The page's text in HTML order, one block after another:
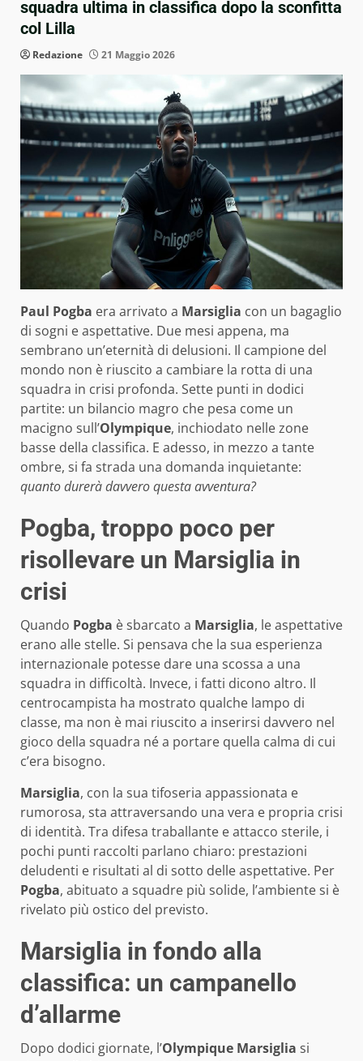
squadra ultima in classifica dopo la sconfitta
col Lilla
Redazione 21 Maggio 2026
Paul Pogba era arrivato a Marsiglia con un bagaglio
di sogni e aspettative. Due mesi appena, ma
sembrano un’eternità di delusioni. Il campione del
mondo non è riuscito a cambiare la rotta di una
squadra in crisi profonda. Sette punti in dodici
partite: un bilancio magro che pesa come un
macigno sull’Olympique, inchiodato nelle zone
basse della classifica. E adesso, in mezzo a tante
ombre, si fa strada una domanda inquietante:
quanto durerà davvero questa avventura?
Pogba, troppo poco per
risollevare un Marsiglia in
crisi
Quando Pogba è sbarcato a Marsiglia, le aspettative
erano alle stelle. Si pensava che la sua esperienza
internazionale potesse dare una scossa a una
squadra in difficoltà. Invece, i fatti dicono altro. Il
centrocampista ha mostrato qualche lampo di
classe, ma non è mai riuscito a inserirsi davvero nel
gioco della squadra né a portare quella calma di cui
c’era bisogno.
Marsiglia, con la sua tifoseria appassionata e
rumorosa, sta attraversando una vera e propria crisi
di identità. Tra difesa traballante e attacco sterile, i
pochi punti raccolti parlano chiaro: prestazioni
deludenti e risultati al di sotto delle aspettative. Per
Pogba, abituato a squadre più solide, l’ambiente si è
rivelato più ostico del previsto.
Marsiglia in fondo alla
classifica: un campanello
d’allarme
Dopo dodici giornate, l’Olympique Marsiglia si